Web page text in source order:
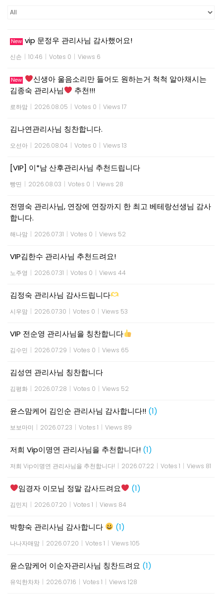
New vip 문정우 관리사님 감사했어요!
신손 | 10:46 | Votes 0 | Views 6
New
신생아 울음소리만 들어도 원하는거 척척 알아채시는
김종숙 관리사님
추천!!!
로하맘 | 2026.08.05 | Votes 0 | Views 17
김나연관리사님 칭찬합니다.
오선아 | 2026.08.04 | Votes 0 | Views 13
[VIP] 이*남 산후관리사님 추천드립니다
빵띤 | 2026.08.03 | Votes 0 | Views 28
전명숙 관리사님, 연장에 연장까지 한 최고 베테랑선생님 감사
합니다.
해나맘 | 2026.07.31 | Votes 0 | Views 52
VIP김한수 관리사님 추천드려요!
노주영 | 2026.07.31 | Votes 0 | Views 44
김정숙 관리사님 감사드립니다
시우맘 | 2026.07.30 | Votes 0 | Views 53
VIP 전순영 관리사님을 칭찬합니다
김수민 | 2026.07.29 | Votes 0 | Views 65
김성연 관리사님 칭찬합니다
김평화 | 2026.07.28 | Votes 0 | Views 52
윤스맘케어 김인순 관리사님 감사합니다!! (1)
보보마미 | 2026.07.23 | Votes 1 | Views 89
저희 Vip이명연 관리사님을 추천합니다! (1)
저희 Vip이명연 관리사님을 추천합니다! | 2026.07.22 | Votes 1 | Views 81
임경자 이모님 정말 감사드려요 (1)
김민지 | 2026.07.20 | Votes 1 | Views 84
박향숙 관리사님 감사합니다 (1)
나나자매맘 | 2026.07.20 | Votes 1 | Views 105
윤스맘케어 이순자관리사님 칭찬드려요 (1)
유익한차차 | 2026.07.16 | Votes 1 | Views 128